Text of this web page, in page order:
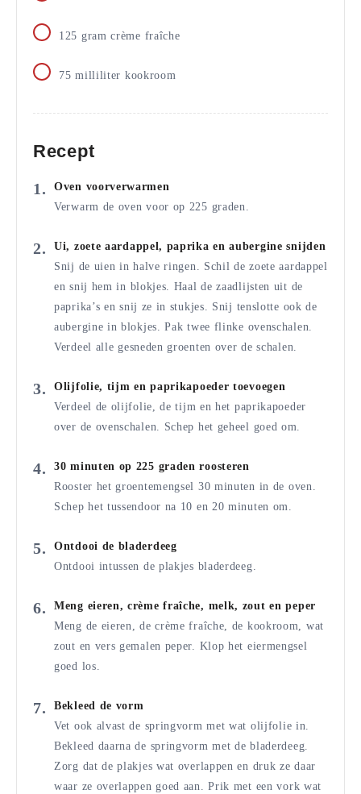
125 gram crème fraîche
75 milliliter kookroom
Recept
Oven voorverwarmen
Verwarm de oven voor op 225 graden.
Ui, zoete aardappel, paprika en aubergine snijden
Snij de uien in halve ringen. Schil de zoete aardappel
en snij hem in blokjes. Haal de zaadlijsten uit de
paprika’s en snij ze in stukjes. Snij tenslotte ook de
aubergine in blokjes. Pak twee flinke ovenschalen.
Verdeel alle gesneden groenten over de schalen.
Olijfolie, tijm en paprikapoeder toevoegen
Verdeel de olijfolie, de tijm en het paprikapoeder
over de ovenschalen. Schep het geheel goed om.
30 minuten op 225 graden roosteren
Rooster het groentemengsel 30 minuten in de oven.
Schep het tussendoor na 10 en 20 minuten om.
Ontdooi de bladerdeeg
Ontdooi intussen de plakjes bladerdeeg.
Meng eieren, crème fraîche, melk, zout en peper
Meng de eieren, de crème fraîche, de kookroom, wat
zout en vers gemalen peper. Klop het eiermengsel
goed los.
Bekleed de vorm
Vet ook alvast de springvorm met wat olijfolie in.
Bekleed daarna de springvorm met de bladerdeeg.
Zorg dat de plakjes wat overlappen en druk ze daar
waar ze overlappen goed aan. Prik met een vork wat